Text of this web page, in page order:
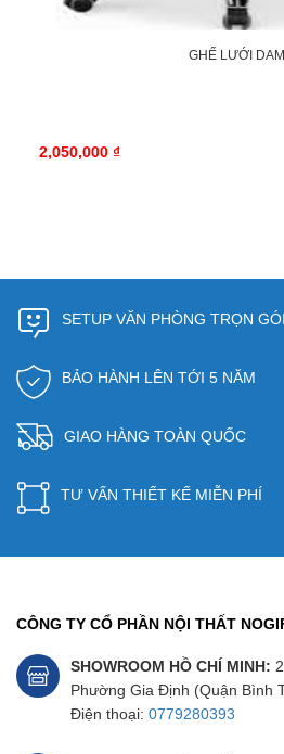
GHẾ LƯỚI
2,050,000 ₫
SETUP VĂN PHÒNG TRỌN GÓI
BẢO HÀNH LÊN TỚI 5 NĂM
GIAO HÀNG TOÀN QUỐC
TƯ VẤN THIẾT KẾ MIỄN PHÍ
CÔNG TY CỔ PHẦN NỘI THẤT
SHOWROOM HỒ CHÍ MINH:
Phường Gia Định (Quận Bình
Điện thoại: 0779280393